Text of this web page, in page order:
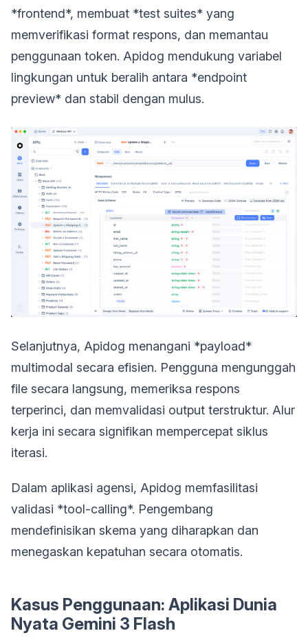
*frontend*, membuat *test suites* yang
memverifikasi format respons, dan memantau
penggunaan token. Apidog mendukung variabel
lingkungan untuk beralih antara *endpoint
preview* dan stabil dengan mulus.
Selanjutnya, Apidog menangani *payload*
multimodal secara efisien. Pengguna mengunggah
file secara langsung, memeriksa respons
terperinci, dan memvalidasi output terstruktur. Alur
kerja ini secara signifikan mempercepat siklus
iterasi.
Dalam aplikasi agensi, Apidog memfasilitasi
validasi *tool-calling*. Pengembang
mendefinisikan skema yang diharapkan dan
menegaskan kepatuhan secara otomatis.
Kasus Penggunaan: Aplikasi Dunia
Nyata Gemini 3 Flash